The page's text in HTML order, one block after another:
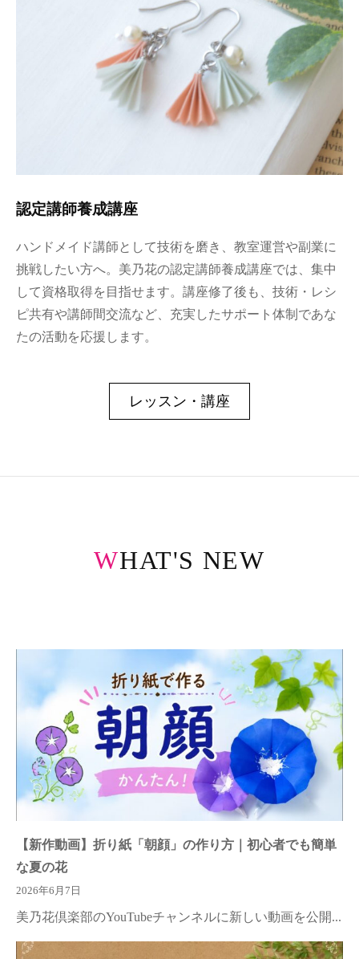
認定講師養成講座
ハンドメイド講師として技術を磨き、教室運営や副業に
挑戦したい方へ。美乃花の認定講師養成講座では、集中
して資格取得を目指せます。講座修了後も、技術・レシ
ピ共有や講師間交流など、充実したサポート体制であな
たの活動を応援します。
レッスン・講座
WHAT'S NEW
【新作動画】折り紙「朝顔」の作り方｜初心者でも簡単
な夏の花
2026年6月7日
美乃花倶楽部のYouTubeチャンネルに新しい動画を公開...